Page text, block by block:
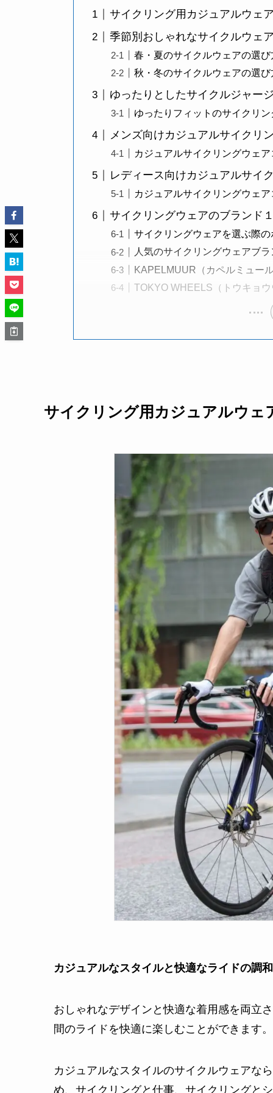
サイクリング用カジュアルウェ
季節別おしゃれなサイクルウェ
春・夏のサイクルウェアの選
秋・冬のサイクルウェアの選
ゆったりとしたサイクルジャー
ゆったりフィットのサイクリ
メンズ向けカジュアルサイクリ
カジュアルサイクリングウェ
レディース向けカジュアルサイ
カジュアルサイクリングウェ
サイクリングウェアのブランド
サイクリングウェアを選ぶ際
人気のサイクリングウェアブ
KAPELMUUR（カペルミュー
TOKYO WHEELS（トウキョ
サイクリング用カジュアルウェ
カジュアルなスタイルと快適なライドの調和
おしゃれなデザインと快適な着用感を両立
間のライドを快適に楽しむことができます。
カジュアルなスタイルのサイクルウェアな
め、サイクリングと仕事、サイクリングと